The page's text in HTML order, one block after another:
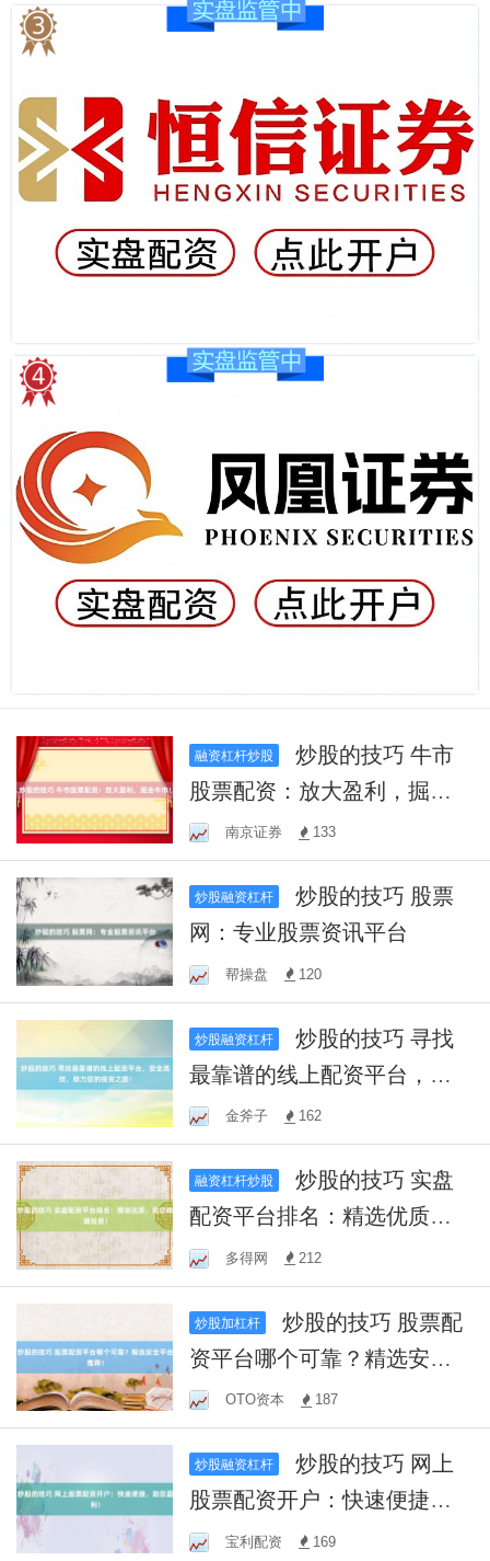
融资杠杆炒股
炒股的技巧 牛市
股票配资：放大盈利，掘金
牛市！南京证券 133
炒股融资杠杆
炒股的技巧 股票
网：专业股票资讯平台
帮操盘 120
炒股融资杠杆
炒股的技巧 寻找
最靠谱的线上配资平台，安
全高效，助力您的投资之
路！
金斧子 162
融资杠杆炒股
炒股的技巧 实盘
配资平台排名：精选优质，
助您稳健投资！
多得网 212
炒股加杠杆
炒股的技巧 股票配
资平台哪个可靠？精选安全
平台推荐！
OTO资本 187
炒股融资杠杆
炒股的技巧 网上
股票配资开户：快速便捷，
助您盈利！
宝利配资 169